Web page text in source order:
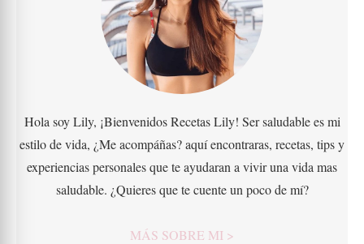
Hola soy Lily, ¡Bienvenidos Recetas Lily! Ser saludable es mi
estilo de vida, ¿Me acompáñas? aquí encontraras, recetas, tips y
experiencias personales que te ayudaran a vivir una vida mas
saludable. ¿Quieres que te cuente un poco de mí?
MÁS SOBRE MI >